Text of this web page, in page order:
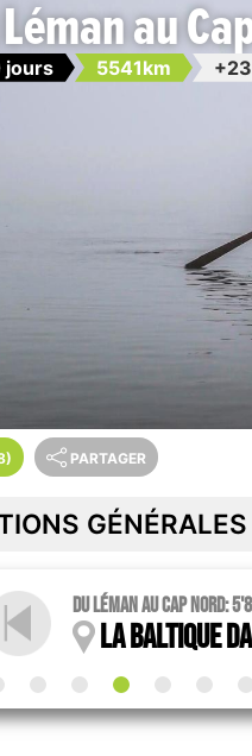
Léman au
jours 5541km
PARTAGER
GÉNÉRALES
Du Léman au Cap Nord:
La Baltique